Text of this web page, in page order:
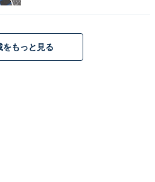
」は、日本第2号店「SULBING
をもっと見る